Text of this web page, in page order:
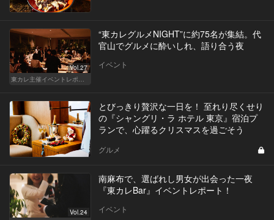
Vol.27
東カレ主催イベントレポート
“東カレグルメNIGHT”に約75名が集結。代
官山でグルメに酔いしれ、語り合う夜
イベント
とびっきり贅沢な一日を！ 至れり尽くせり
の『シャングリ・ラ ホテル 東京』宿泊プ
ランで、心躍るクリスマスを過ごそう
グルメ
Vol.24
南麻布で、選ばれし男女が出会った一夜
『東カレBar』イベントレポート！
イベント